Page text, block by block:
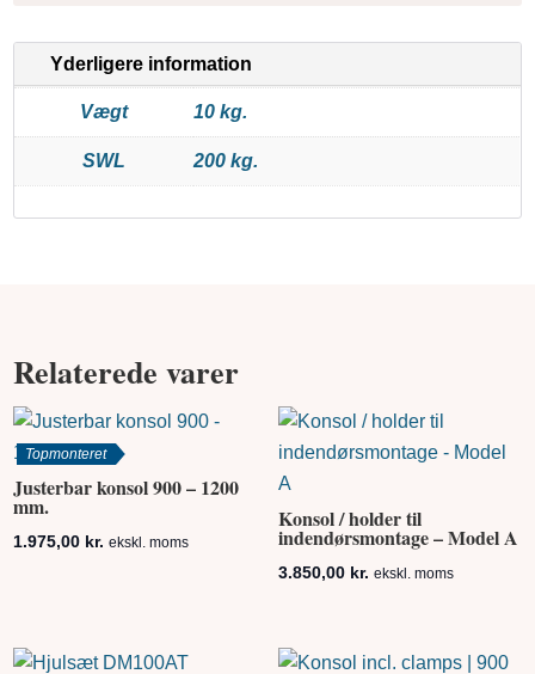
Yderligere information
Vægt 10 kg.
SWL 200 kg.
Relaterede varer
Topmonteret
Justerbar konsol 900 – 1200
mm.
1.975,00 kr. ekskl. moms
Konsol / holder til
indendørsmontage – Model A
3.850,00 kr. ekskl. moms